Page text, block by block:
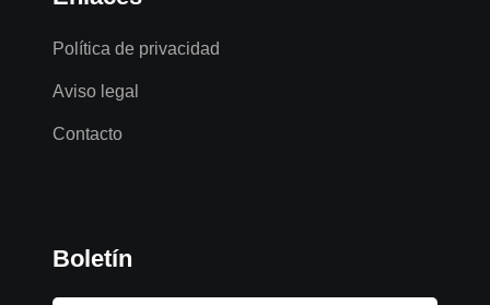
Política de privacidad
Aviso legal
Contacto
Boletín